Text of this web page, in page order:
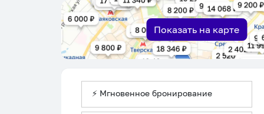
Показать на карте
⚡ Мгновенное бронирование